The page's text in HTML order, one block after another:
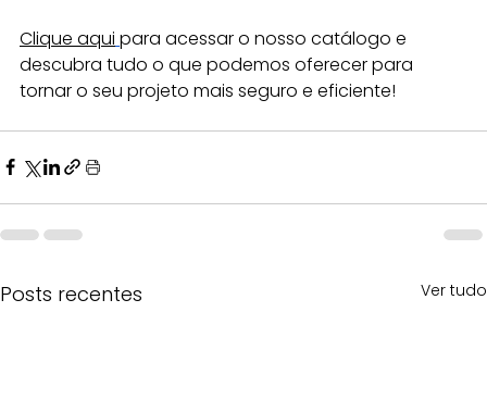
Clique aqui para acessar o nosso catálogo e
descubra tudo o que podemos oferecer para
tornar o seu projeto mais seguro e eficiente!
Posts recentes Ver tudo